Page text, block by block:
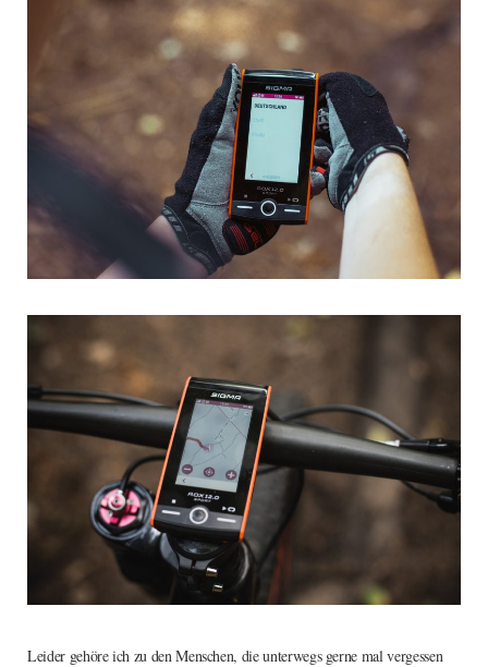
Leider gehöre ich zu den Menschen, die unterwegs gerne mal vergessen